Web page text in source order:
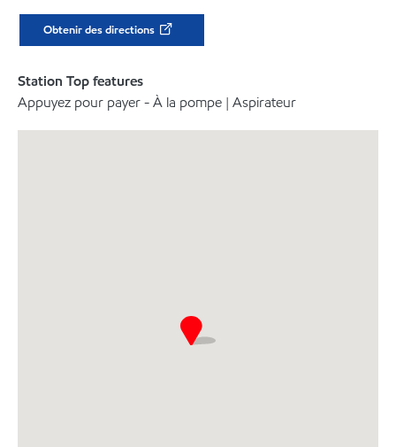
Obtenir des directions
Station Top features
Appuyez pour payer - À la pompe | Aspirateur